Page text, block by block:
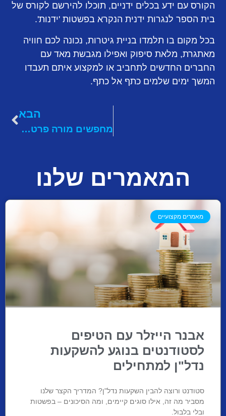
הקורס עם ידע בכלים ידניים, תוכלו להירשם לקורס של
בית הספר לנגרות ידנית הנקרא בפשטות 'ידנות'.
בכל מקום בו תלמדו בניית גיטרות, נכונה לכם חוויה
מאתגרת, מלאת סיפוק ואפילו מגבשת מאד עם
החברים החדשים לתחביב או למקצוע איתם תעבדו
המשך ימים שלמים כתף אל כתף.
הבא
מחפשים מורה פרטי ללימודי גיטרה? זה מה שצריך לקחת בחשבון
המאמרים שלנו
מאמרים מקצועיים
אבנר הייזלר עם הטיפים
לסטודנטים בנוגע להשקעות
נדל"ן למתחילים
סטודנט ורוצה להבין השקעות נדל"ן? המדריך הקצר שלנו
מסביר מה זה, אילו סוגים קיימים, ומה הסיכונים – בפשטות
ובלי בלבול.